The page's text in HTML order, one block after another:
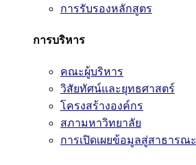
การรับรองหลักสูตร
การบริหาร
คณะผู้บริหาร
วิสัยทัศน์และยุทธศาสตร์
โครงสร้างองค์กร
สภามหาวิทยาลัย
การเปิดเผยข้อมูลสู่สาธารณะ